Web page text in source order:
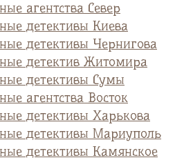
агентства Север
детективы Киева
детективы Чернигова
детектив Житомира
детективы Сумы
агентства Восток
детективы Харькова
детективы Мариуполь
детективы Камянское